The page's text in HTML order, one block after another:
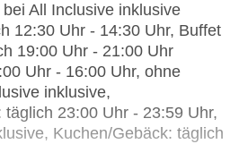
All Inclusive inklusive
12:30 Uhr - 14:30 Uhr, Buffet
19:00 Uhr - 21:00 Uhr
Uhr - 16:00 Uhr, ohne
inklusive,
23:00 Uhr - 23:59 Uhr,
Kuchen/Gebäck: täglich